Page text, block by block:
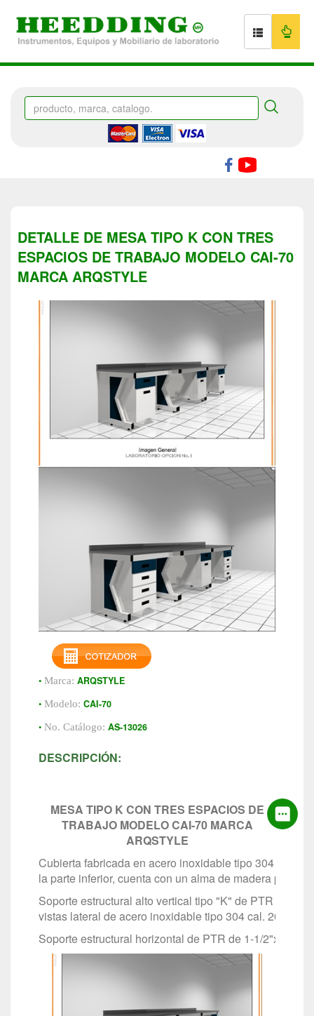
DETALLE DE MESA TIPO K CON TRES
ESPACIOS DE TRABAJO MODELO CAI-70
MARCA ARQSTYLE
• Marca: ARQSTYLE
• Modelo: CAI-70
• No. Catálogo: AS-13026
DESCRIPCIÓN:
MESA TIPO K CON TRES ESPACIOS DE
TRABAJO MODELO CAI-70 MARCA
ARQSTYLE
Cubierta fabricada en acero inoxidable tipo 304 en
la parte inferior, cuenta con un alma de madera para
Soporte estructural alto vertical tipo "K" de PTR de 1-
vistas lateral de acero inoxidable tipo 304 cal. 20.
Soporte estructural horizontal de PTR de 1-1/2"x1-1/